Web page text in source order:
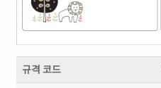
규격 코드